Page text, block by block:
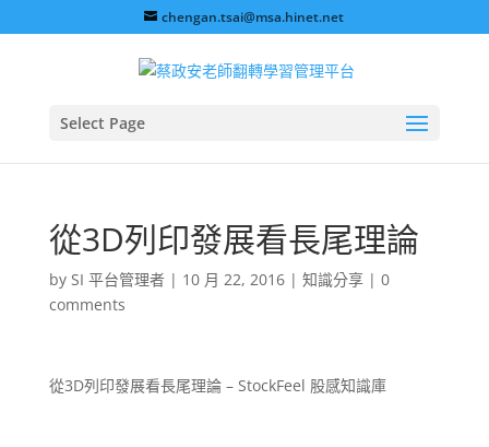
chengan.tsai@msa.hinet.net
Select Page
從3D列印發展看長尾理論
by SI 平台管理者| 10 月 22, 2016| 知識分享| 0
comments
從3D列印發展看長尾理論 – StockFeel 股感知識庫